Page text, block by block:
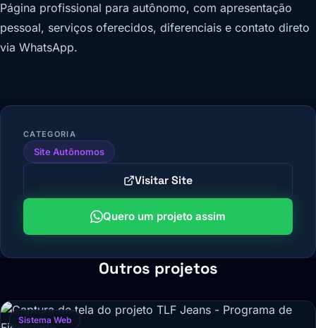
Página profissional para autônomo, com apresentação
pessoal, serviços oferecidos, diferenciais e contato direto
via WhatsApp.
CATEGORIA
Site Autônomos
Visitar Site
Quero um projeto assim
Outros projetos
Sistema Web